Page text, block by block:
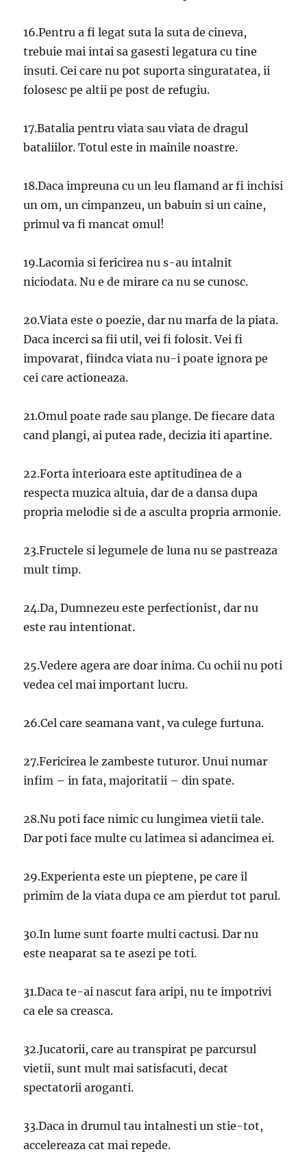
16.Pentru a fi legat suta la suta de cineva,
trebuie mai intai sa gasesti legatura cu tine
insuti. Cei care nu pot suporta singuratatea, ii
folosesc pe altii pe post de refugiu.
17.Batalia pentru viata sau viata de dragul
bataliilor. Totul este in mainile noastre.
18.Daca impreuna cu un leu flamand ar fi inchisi
un om, un cimpanzeu, un babuin si un caine,
primul va fi mancat omul!
19.Lacomia si fericirea nu s-au intalnit
niciodata. Nu e de mirare ca nu se cunosc.
20.Viata este o poezie, dar nu marfa de la piata.
Daca incerci sa fii util, vei fi folosit. Vei fi
impovarat, fiindca viata nu-i poate ignora pe
cei care actioneaza.
21.Omul poate rade sau plange. De fiecare data
cand plangi, ai putea rade, decizia iti apartine.
22.Forta interioara este aptitudinea de a
respecta muzica altuia, dar de a dansa dupa
propria melodie si de a asculta propria armonie.
23.Fructele si legumele de luna nu se pastreaza
mult timp.
24.Da, Dumnezeu este perfectionist, dar nu
este rau intentionat.
25.Vedere agera are doar inima. Cu ochii nu poti
vedea cel mai important lucru.
26.Cel care seamana vant, va culege furtuna.
27.Fericirea le zambeste tuturor. Unui numar
infim – in fata, majoritatii – din spate.
28.Nu poti face nimic cu lungimea vietii tale.
Dar poti face multe cu latimea si adancimea ei.
29.Experienta este un pieptene, pe care il
primim de la viata dupa ce am pierdut tot parul.
30.In lume sunt foarte multi cactusi. Dar nu
este neaparat sa te asezi pe toti.
31.Daca te-ai nascut fara aripi, nu te impotrivi
ca ele sa creasca.
32.Jucatorii, care au transpirat pe parcursul
vietii, sunt mult mai satisfacuti, decat
spectatorii aroganti.
33.Daca in drumul tau intalnesti un stie-tot,
accelereaza cat mai repede.